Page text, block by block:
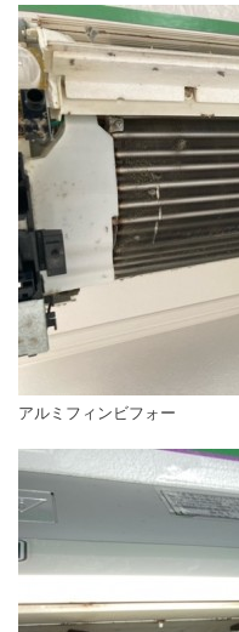
アルミフィンビフォー